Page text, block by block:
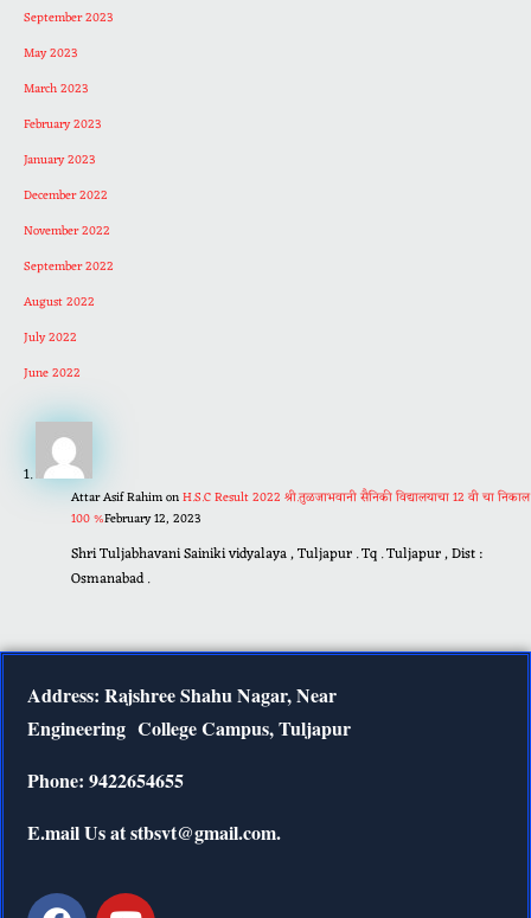
September 2023
May 2023
March 2023
February 2023
January 2023
December 2022
November 2022
September 2022
August 2022
July 2022
June 2022
Attar Asif RahimonH.S.C Result 2022 श्री.तुळजाभवानी सैनिकी विद्यालयाचा 12 वी चा निकाल
100 %February 12, 2023
Shri Tuljabhavani Sainiki vidyalaya , Tuljapur . Tq . Tuljapur , Dist :
Osmanabad .
Address: Rajshree Shahu Nagar, Near
Engineering College Campus, Tuljapur
Phone: 9422654655
E.mail Us at stbsvt@gmail.com.